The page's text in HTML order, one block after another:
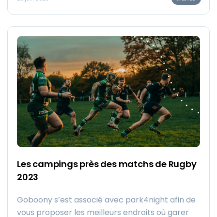
Cet itinéraire de voyage en Provence vous
Les campings près des matchs de Rugby
2023
Goboony s’est associé avec park4night afin de
vous proposer les meilleurs endroits où garer